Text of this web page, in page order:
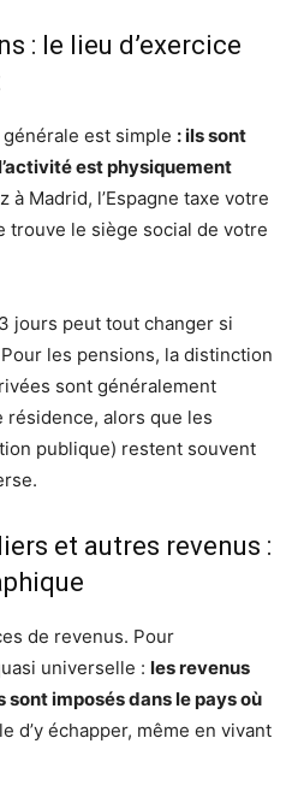
: le lieu d’exercice
est simple : ils sont
est physiquement
à Madrid, l’Espagne taxe votre
trouve le siège social de votre
jours peut tout changer si
les pensions, la distinction
sont généralement
résidence, alors que les
publique) restent souvent
et autres revenus :
de revenus. Pour
universelle : les revenus
imposés dans le pays où
d’y échapper, même en vivant